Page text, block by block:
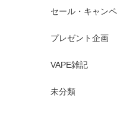
セール・キャン
プレゼント企画
VAPE雑記
未分類